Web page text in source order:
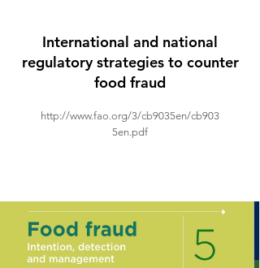
International and national
regulatory strategies to counter
food fraud
http://www.fao.org/3/cb9035en/cb903
5en.pdf